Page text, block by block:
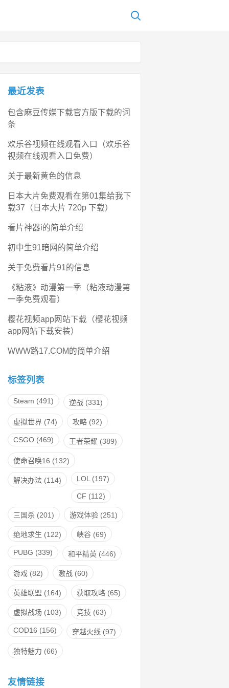
最近发表
包含麻豆传媒下载官方版下载的词
条
欢乐谷视频在线观看入口（欢乐谷
视频在线观看入口免费）
关于最新黄色的信息
日本大片免费观看在第01集给我下
载37（日本大片 720p 下载）
看片神器i的简单介绍
初中生91暗网的简单介绍
关于免费看片91的信息
《粘液》动漫第一季（粘液动漫第
一季免费观看）
樱花视频app网站下载（樱花视频
app网站下载安装）
WWW路17.COM的简单介绍
标签列表
Steam (491) 逆战 (331)
虚拟世界 (74) 攻略 (92)
CSGO (469) 王者荣耀 (389)
使命召唤16 (132)
解决办法 (114) LOL (197)
CF (112)
三国杀 (201) 游戏体验 (251)
绝地求生 (122) 峡谷 (69)
PUBG (339) 和平精英 (446)
游戏 (82) 激战 (60)
英雄联盟 (164) 获取攻略 (65)
虚拟战场 (103) 竞技 (63)
COD16 (156) 穿越火线 (97)
独特魅力 (66)
友情链接